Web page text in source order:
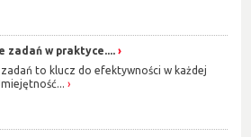
zadań w praktyce....
to klucz do efektywności w każdej